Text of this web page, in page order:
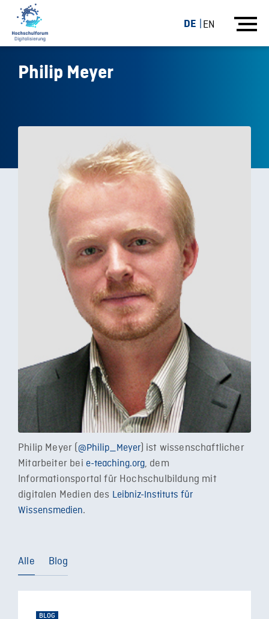
DE EN
Philip Meyer
Philip Meyer (@Philip_Meyer) ist wissenschaftlicher
Mitarbeiter bei e-teaching.org, dem
Informationsportal für Hochschulbildung mit
digitalen Medien des Leibniz-Instituts für
Wissensmedien.
Alle Blog
BLOG